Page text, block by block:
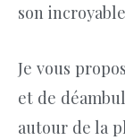
son
Je vous
et de
autour de la